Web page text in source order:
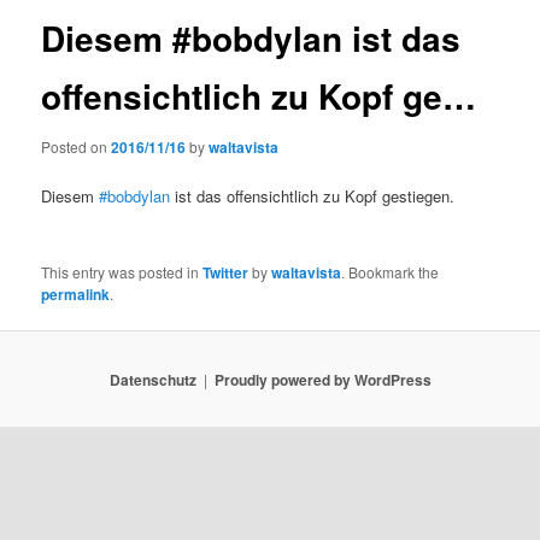
Diesem #bobdylan ist das
offensichtlich zu Kopf ge…
Posted on2016/11/16bywaltavista
Diesem#bobdylan ist das offensichtlich zu Kopf gestiegen.
This entry was posted inTwitterbywaltavista. Bookmark the
permalink.
Datenschutz Proudly powered by WordPress